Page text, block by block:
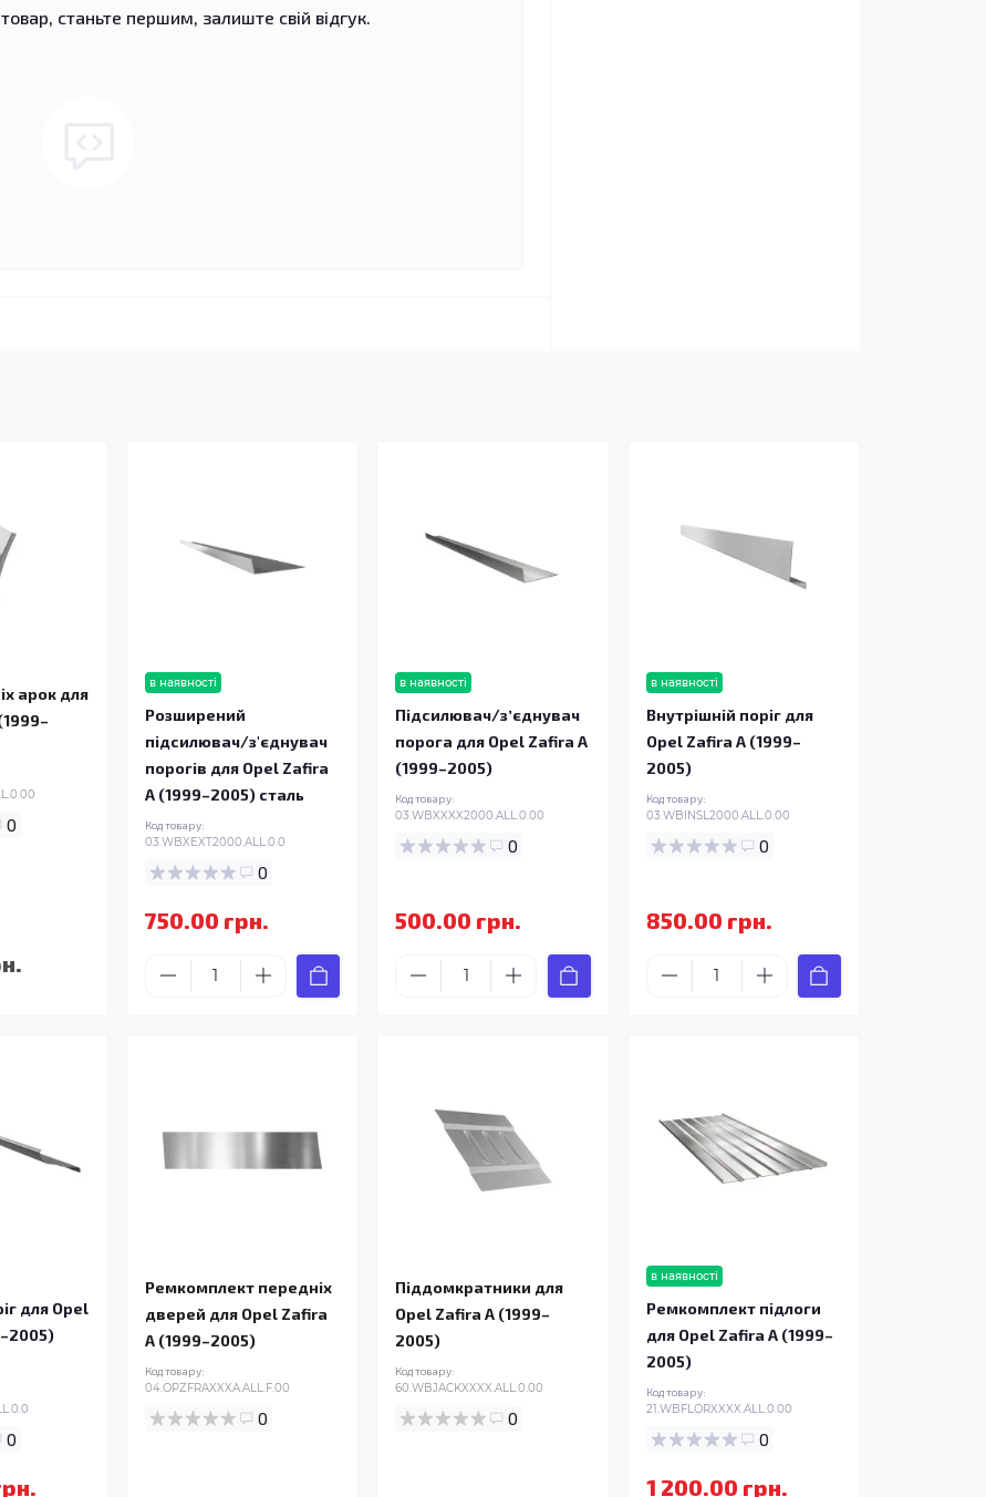
станьте першим, залиште свій відгук.
арок для
0
в наявності
Розширений
підсилювач/з'єднувач
порогів для Opel Zafira
A (1999–2005) сталь
Код товару:
03.WBXEXT2000.ALL.0.0
0
750.00 грн.
в наявності
Підсилювач/зʼєднувач
порога для Opel Zafira A
(1999–2005)
Код товару:
03.WBXXXX2000.ALL.0.00
0
500.00 грн.
в наявності
Внутрішній поріг для
Opel Zafira A (1999–
2005)
Код товару:
03.WBINSL2000.ALL.0.00
0
850.00 грн.
для Opel
0
Ремкомплект передніх
дверей для Opel Zafira
A (1999–2005)
Код товару:
04.OPZFRAXXXA.ALL.F.00
0
Піддомкратники для
Opel Zafira A (1999–
2005)
Код товару:
60.WBJACKXXXX.ALL.0.00
0
в наявності
Ремкомплект підлоги
для Opel Zafira A (1999–
2005)
Код товару:
21.WBFLORXXXX.ALL.0.00
0
1 200.00 грн.